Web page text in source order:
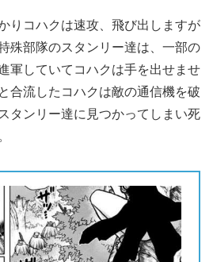
りコハクは速攻、飛び出しますが
殊部隊のスタンリー達は、一部の
軍していてコハクは手を出せませ
合流したコハクは敵の通信機を破
タンリー達に見つかってしまい死